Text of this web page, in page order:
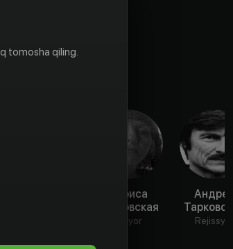
Лариса
Тарковская
Aktyor Rejissyor
tomosha qiling.